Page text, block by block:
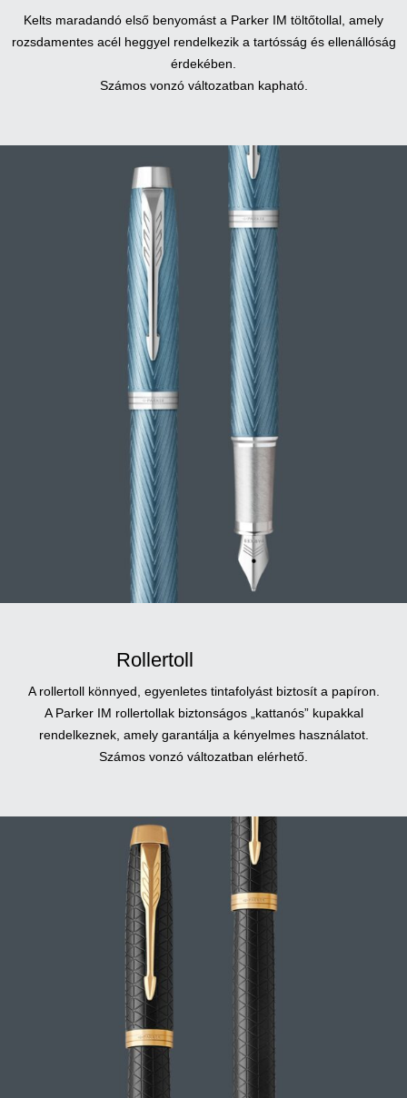
Kelts maradandó első benyomást a Parker IM töltőtollal, amely
rozsdamentes acél heggyel rendelkezik a tartósság és ellenállóság
érdekében.
Számos vonzó változatban kapható.
Rollertoll
A rollertoll könnyed, egyenletes tintafolyást biztosít a papíron.
A Parker IM rollertollak biztonságos „kattanós” kupakkal
rendelkeznek, amely garantálja a kényelmes használatot.
Számos vonzó változatban elérhető.